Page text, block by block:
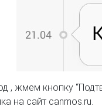
, жмем кнопку
на сайт canmos.ru.